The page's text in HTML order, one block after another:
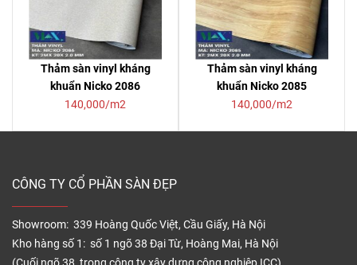
Thảm sàn vinyl kháng
khuẩn Nicko 2086
140,000/m2
Thảm sàn vinyl kháng
khuẩn Nicko 2085
140,000/m2
CÔNG TY CỔ PHẦN SÀN ĐẸP
Showroom: 339 Hoàng Quốc Việt, Cầu Giấy, Hà Nội
Kho hàng số 1: số 1 ngõ 38 Đại Từ, Hoàng Mai, Hà Nội